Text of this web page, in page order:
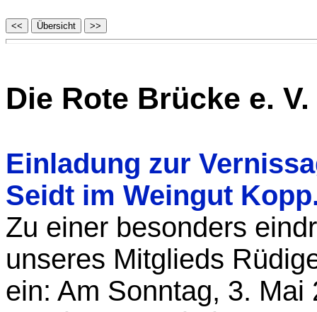
Die Rote Brücke e. V.
Einladung zur
Seidt im Weingut
Zu einer besonders
unseres Mitglieds
ein: Am Sonntag, 3. Mai